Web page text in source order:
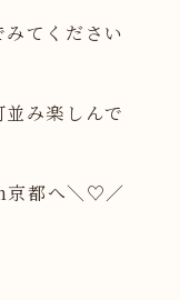
てください
み楽しんで
京都へ＼♡／